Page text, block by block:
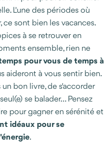
L'une des périodes où
sont bien les vacances.
à se retrouver en
ensemble, rien ne
pour vous de temps à
aideront à vous sentir bien.
bon livre, de s'accorder
se balader… Pensez
pour gagner en sérénité et
idéaux pour se
.